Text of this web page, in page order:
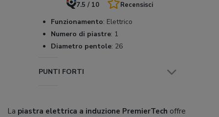
7.5 / 10 Recensisci
Funzionamento: Elettrico
Numero di piastre: 1
Diametro pentole: 26
PUNTI FORTI
La piastra elettrica a induzione PremierTech offre